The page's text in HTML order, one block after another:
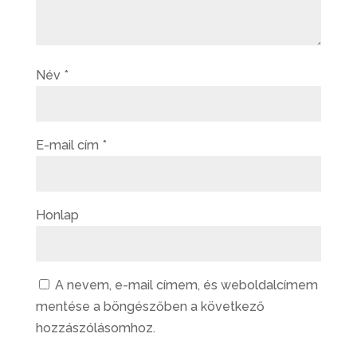
Név *
E-mail cím *
Honlap
A nevem, e-mail címem, és weboldalcímem
mentése a böngészőben a következő
hozzászólásomhoz.